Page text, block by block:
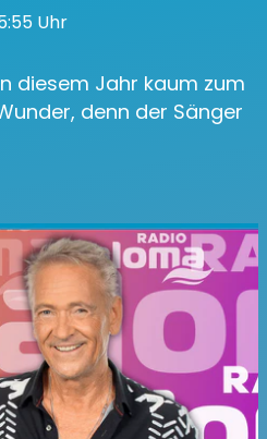
Uhr
diesem Jahr kaum zum
denn der Sänger